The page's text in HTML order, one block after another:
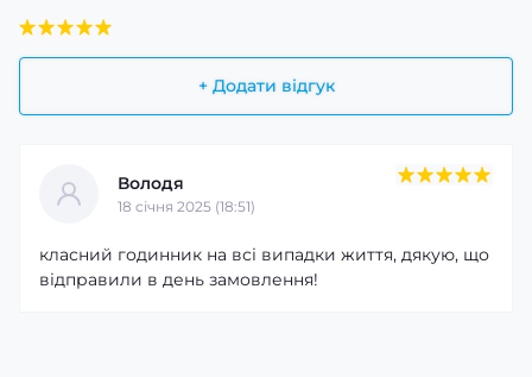
+ Додати відгук
Володя
18 cічня 2025 (18:51)
класний годинник на всі випадки життя, дякую, що
відправили в день замовлення!